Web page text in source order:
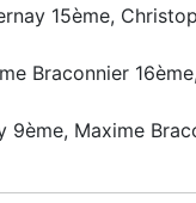
15ème,
Braconnier
9ème, Maxime